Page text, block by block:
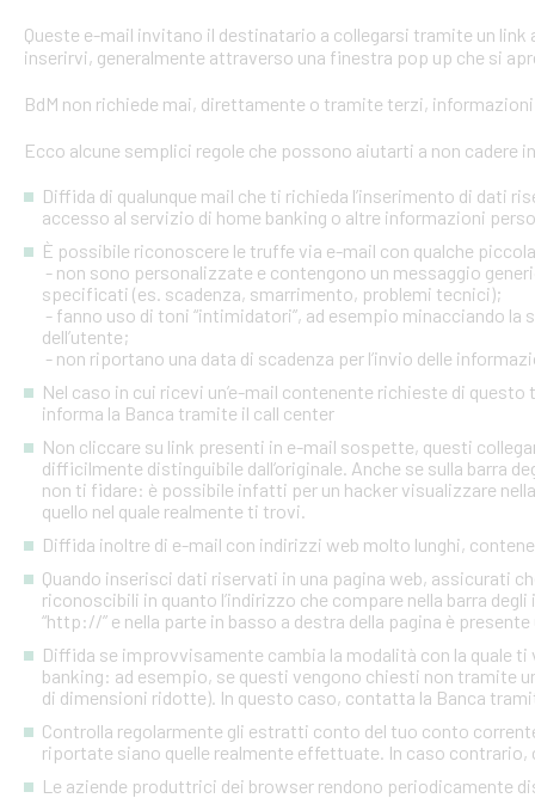
Queste e-mail invitano il destinatario a collegarsi tramite un
inserirvi, generalmente attraverso una finestra pop up che si
BdM non richiede mai, direttamente o tramite terzi,
Ecco alcune semplici regole che possono aiutarti a non cadere
Diffida di qualunque mail che ti richieda l’inserimento di dati
accesso al servizio di home banking o altre informazioni
È possibile riconoscere le truffe via e-mail con qualche
- non sono personalizzate e contengono un messaggio
specificati (es. scadenza, smarrimento, problemi tecnici);
- fanno uso di toni “intimidatori”, ad esempio minacciando
dell’utente;
- non riportano una data di scadenza per l’invio delle
Nel caso in cui ricevi un’e-mail contenente richieste di
informa la Banca tramite il call center
Non cliccare su link presenti in e-mail sospette, questi
difficilmente distinguibile dall’originale. Anche se sulla barra
non ti fidare: è possibile infatti per un hacker visualizzare
quello nel quale realmente ti trovi.
Diffida inoltre di e-mail con indirizzi web molto lunghi,
Quando inserisci dati riservati in una pagina web, assicurati
riconoscibili in quanto l’indirizzo che compare nella barra
“http://” e nella parte in basso a destra della pagina è
Diffida se improvvisamente cambia la modalità con la quale
banking: ad esempio, se questi vengono chiesti non tramite
di dimensioni ridotte). In questo caso, contatta la Banca
Controlla regolarmente gli estratti conto del tuo conto
riportate siano quelle realmente effettuate. In caso
Le aziende produttrici dei browser rendono periodicamente